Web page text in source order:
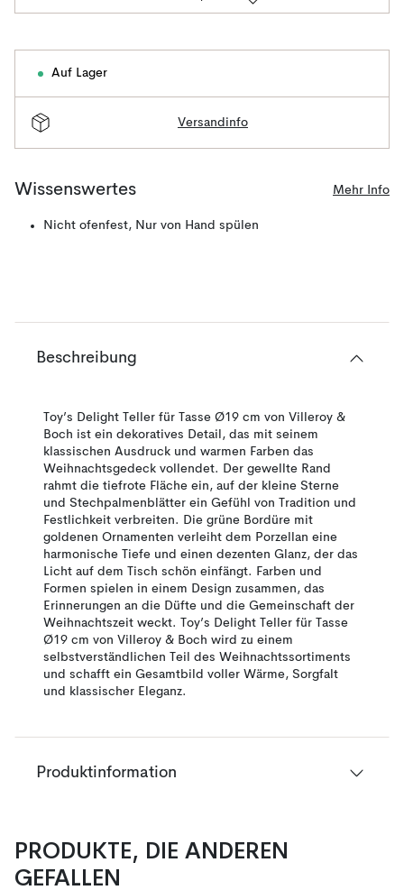
Auf Lager
Versandinfo
Wissenswertes Mehr Info
Nicht ofenfest, Nur von Hand spülen
Beschreibung
Toy’s Delight Teller für Tasse Ø19 cm von Villeroy &
Boch ist ein dekoratives Detail, das mit seinem
klassischen Ausdruck und warmen Farben das
Weihnachtsgedeck vollendet. Der gewellte Rand
rahmt die tiefrote Fläche ein, auf der kleine Sterne
und Stechpalmenblätter ein Gefühl von Tradition und
Festlichkeit verbreiten. Die grüne Bordüre mit
goldenen Ornamenten verleiht dem Porzellan eine
harmonische Tiefe und einen dezenten Glanz, der das
Licht auf dem Tisch schön einfängt. Farben und
Formen spielen in einem Design zusammen, das
Erinnerungen an die Düfte und die Gemeinschaft der
Weihnachtszeit weckt. Toy’s Delight Teller für Tasse
Ø19 cm von Villeroy & Boch wird zu einem
selbstverständlichen Teil des Weihnachtssortiments
und schafft ein Gesamtbild voller Wärme, Sorgfalt
und klassischer Eleganz.
Produktinformation
PRODUKTE, DIE ANDEREN
GEFALLEN